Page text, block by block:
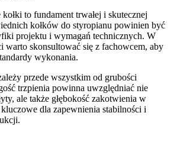
to fundament trwałej i skutecznej
kołków do styropianu powinien być
projektu i wymagań technicznych. W
warto skonsultować się z fachowcem, aby
wykonania.
przede wszystkim od grubości
trzpienia powinna uwzględniać nie
ale także głębokość zakotwienia w
kluczowe dla zapewnienia stabilności i